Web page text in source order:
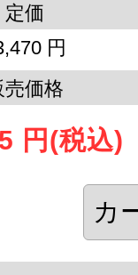
定価
円
売価格
円 (税込)